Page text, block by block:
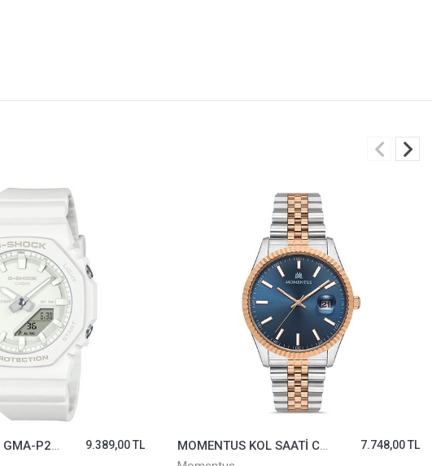
CASIO KOL SAATİ GMA-P2100-7ADR
9.389,00 TL
MOMENTUS KOL SAATİ CM131T-11SR
7.748,00 TL